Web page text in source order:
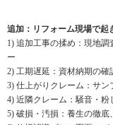
追加：リフォーム現場で起
1) 追加工事の揉め：現地
ー
2) 工期遅延：資材納期の
3) 仕上がりクレーム：サン
4) 近隣クレーム：騒音・
5) 破損・汚損：養生の徹